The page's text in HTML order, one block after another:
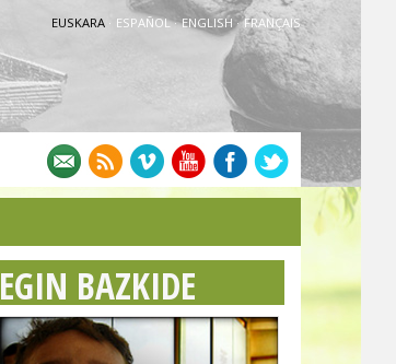
EUSKARA · ESPAÑOL· ENGLISH · FRANÇAIS
EGIN BAZKIDE